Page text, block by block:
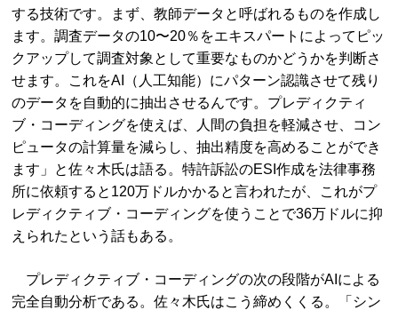
する技術です。まず、教師データと呼ばれるものを作成し
ます。調査データの10〜20％をエキスパートによってピッ
クアップして調査対象として重要なものかどうかを判断さ
せます。これをAI（人工知能）にパターン認識させて残り
のデータを自動的に抽出させるんです。プレディクティ
ブ・コーディングを使えば、人間の負担を軽減させ、コン
ピュータの計算量を減らし、抽出精度を高めることができ
ます」と佐々木氏は語る。特許訴訟のESI作成を法律事務
所に依頼すると120万ドルかかると言われたが、これがプ
レディクティブ・コーディングを使うことで36万ドルに抑
えられたという話もある。
プレディクティブ・コーディングの次の段階がAIによる
完全自動分析である。佐々木氏はこう締めくくる。「シン